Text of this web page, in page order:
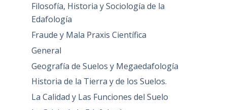
Filosofía, Historia y Sociología de la
Edafología
Fraude y Mala Praxis Científica
General
Geografía de Suelos y Megaedafología
Historia de la Tierra y de los Suelos.
La Calidad y Las Funciones del Suelo